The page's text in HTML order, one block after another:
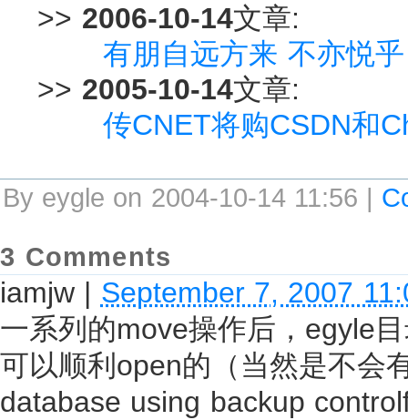
>> 2006-10-14文章:
有朋自远方来 不亦悦乎
>> 2005-10-14文章:
传CNET将购CSDN和
By eygle on 2004-10-14 11:56 |
3 Comments
iamjw | September 7, 2007
一系列的move操作后，egyle
可以顺利open的（当然是不会
database using backup